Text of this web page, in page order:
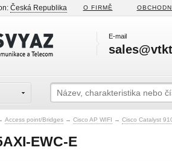
Česká Republika O FIRMĚ
E-mail
Access point/Bridges → Cisco AP WIFI → Cisco Catalyst
EWC-E